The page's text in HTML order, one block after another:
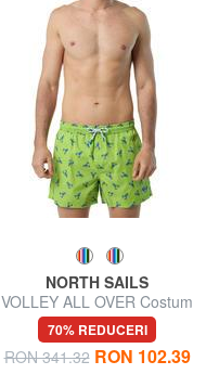
NORTH SAILS
VOLLEY ALL OVER Costum
de baie
70% REDUCERI
RON 341.32 RON 102.39